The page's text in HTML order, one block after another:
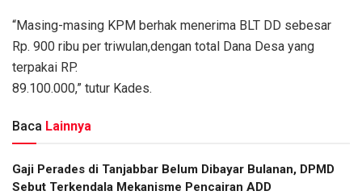
“Masing-masing KPM berhak menerima BLT DD sebesar
Rp. 900 ribu per triwulan,dengan total Dana Desa yang
terpakai RP.
89.100.000,” tutur Kades.
Baca Lainnya
Gaji Perades di Tanjabbar Belum Dibayar Bulanan, DPMD
Sebut Terkendala Mekanisme Pencairan ADD